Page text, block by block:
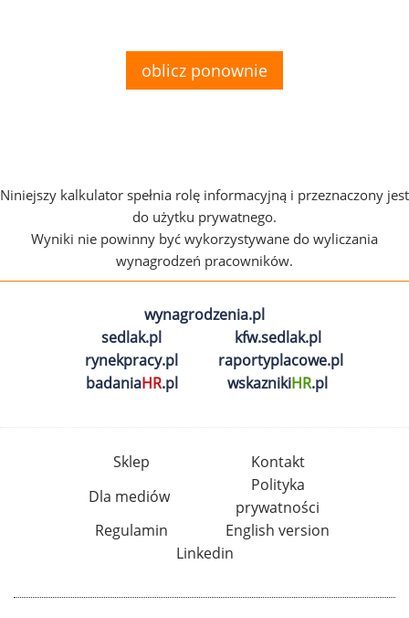
oblicz ponownie
Niniejszy kalkulator spełnia rolę informacyjną i przeznaczony jest
do użytku prywatnego.
Wyniki nie powinny być wykorzystywane do wyliczania
wynagrodzeń pracowników.
wynagrodzenia.pl
sedlak.pl
kfw.sedlak.pl
rynekpracy.pl
raportyplacowe.pl
badaniaHR.pl wskaznikiHR.pl
Sklep
Kontakt
Dla mediów
Polityka
prywatności
Regulamin
English version
Linkedin